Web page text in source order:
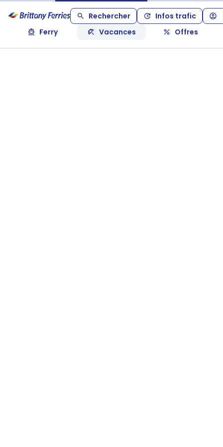
Rechercher
Infos trafic
Ferry
Vacances Offres